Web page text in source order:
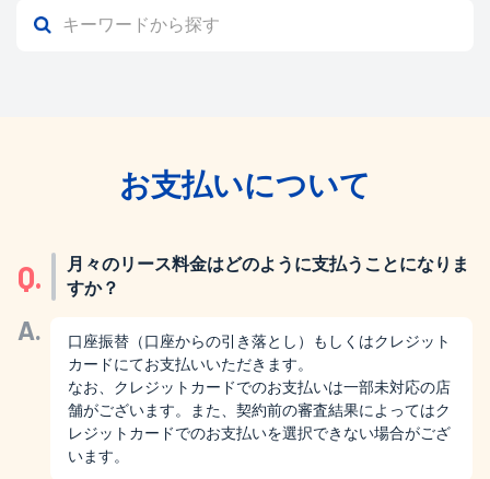
お支払いについて
Q.
月々のリース料金はどのように支払うことになりま
すか？
A.
口座振替（口座からの引き落とし）もしくはクレジット
カードにてお支払いいただきます。
なお、クレジットカードでのお支払いは一部未対応の店
舗がございます。また、契約前の審査結果によってはク
レジットカードでのお支払いを選択できない場合がござ
います。